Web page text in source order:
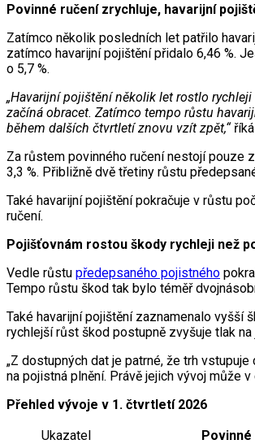
Povinné ručení zrychluje, havarijní
Zatímco několik posledních let patřilo
zatímco havarijní pojištění přidalo 6,46 %.
o 5,7 %.
„Havarijní pojištění několik let rostlo
začíná obracet. Zatímco tempo růstu
během dalších čtvrtletí znovu vzít zpět,“říká
Za růstem povinného ručení nestojí pouze
3,3 %. Přibližně dvě třetiny růstu
Také havarijní pojištění pokračuje v růstu
ručení.
Pojišťovnám rostou škody rychleji než
Vedle růstu předepsaného pojistného
Tempo růstu škod tak bylo téměř
Také havarijní pojištění zaznamenalo vyšší
rychlejší růst škod postupně zvyšuje tlak
„Z dostupných dat je patrné, že trh
na pojistná plnění. Právě jejich vývoj může
Přehled vývoje v 1. čtvrtletí 2026
Ukazatel